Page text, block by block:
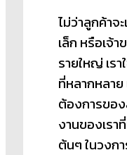
ไม่ว่าลูกค้าจ
เล็ก หรือเจ้
รายใหญ่ เร
ที่หลากหลาย
ต้องการขอ
งานของเร
ต้นๆ ในวงก